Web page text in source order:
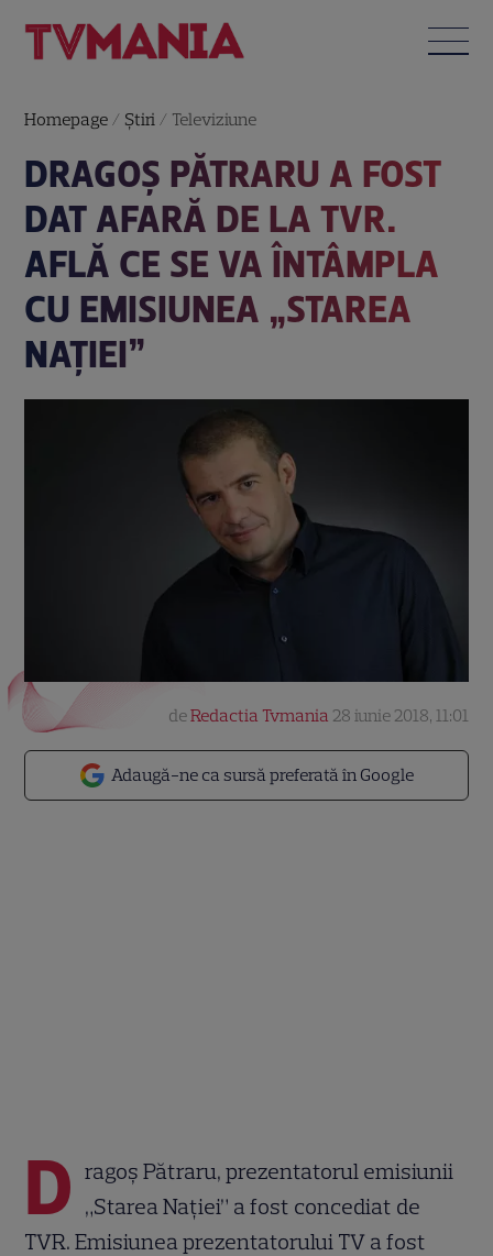
Homepage / Știri / Televiziune
DRAGOȘ PĂTRARU A FOST
DAT AFARĂ DE LA TVR.
AFLĂ CE SE VA ÎNTÂMPLA
CU EMISIUNEA „STAREA
NAȚIEI”
Adaugă-ne ca sursă preferată în Google
deRedactia Tvmania 28 iunie 2018, 11:01
D ragoș Pătraru, prezentatorul emisiunii
„Starea Nației” a fost concediat de
TVR. Emisiunea prezentatorului TV a fost